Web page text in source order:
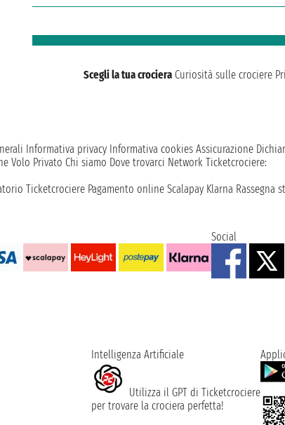
Scegli la tua crociera Curiosità sulle crociere
Informativa privacy Informativa cookies Assicurazione
Volo Privato Chi siamo Dove trovarci Network Ticketcrociere:
Ticketcrociere Pagamento online Scalapay Klarna Rassegna
Social
Intelligenza Artificiale
Utilizza il GPT di Ticketcrociere
per trovare la crociera perfetta!